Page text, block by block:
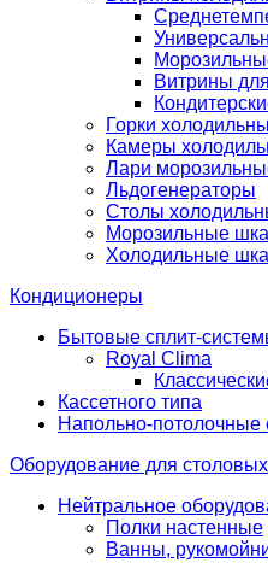
Витрины
Горки
Камеры
Лари
Льдогенераторы
Столы
Морозильные
Холодильные
Кондиционеры
Бытовые сплит-
Royal Clima
Кассетного типа
Напольно-потолочные
Оборудование для
Нейтральное
Полки настенные
Ванны,